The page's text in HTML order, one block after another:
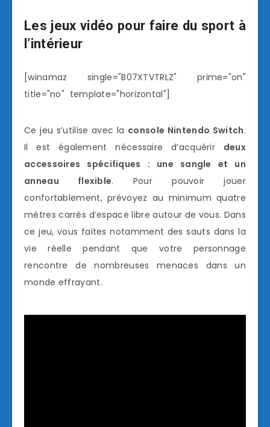
Les jeux vidéo pour faire du sport à
l’intérieur
[winamaz single="B07XTVTRLZ" prime="on"
title="no" template="horizontal"]
Ce jeu s’utilise avec la console Nintendo Switch.
Il est également nécessaire d’acquérir deux
accessoires spécifiques : une sangle et un
anneau flexible. Pour pouvoir jouer
confortablement, prévoyez au minimum quatre
mètres carrés d’espace libre autour de vous. Dans
ce jeu, vous faites notamment des sauts dans la
vie réelle pendant que votre personnage
rencontre de nombreuses menaces dans un
monde effrayant.